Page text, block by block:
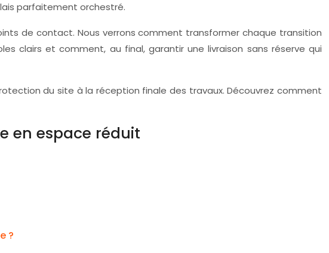
parfaitement orchestré.
de contact. Nous verrons comment transformer chaque transition
clairs et comment, au final, garantir une livraison sans réserve qui
du site à la réception finale des travaux. Découvrez comment
en espace réduit
?